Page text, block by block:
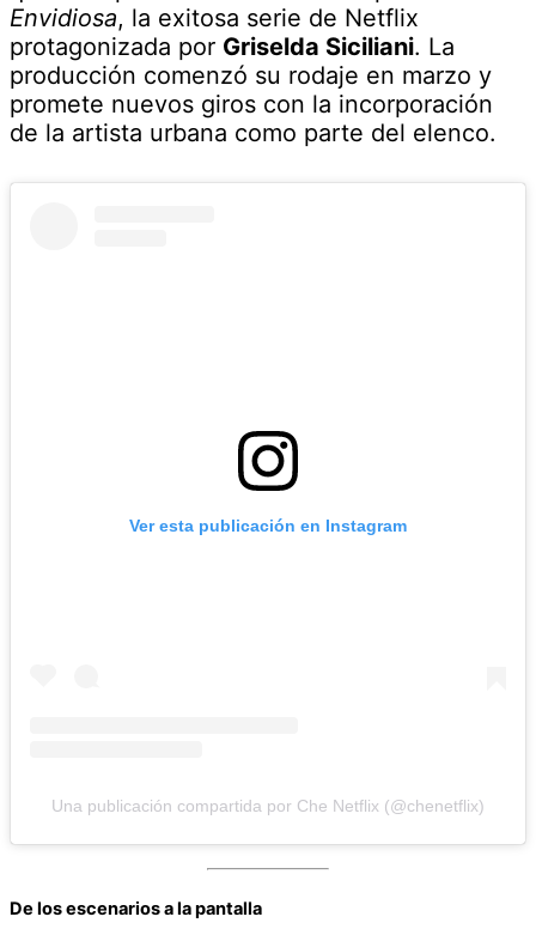
Envidiosa, la exitosa serie de Netflix
protagonizada por Griselda Siciliani. La
producción comenzó su rodaje en marzo y
promete nuevos giros con la incorporación
de la artista urbana como parte del elenco.
Ver esta publicación en Instagram
Una publicación compartida por Che Netflix (@chenetflix)
De los escenarios a la pantalla